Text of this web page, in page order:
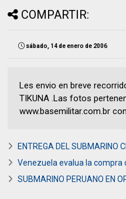
COMPARTIR:
sábado, 14 de enero de 2006
Les envio en breve
TIKUNA .Las fotos
www.basemilitar.com.br
ENTREGA DEL SUBMARINO
Venezuela evalua la compra
SUBMARINO PERUANO EN